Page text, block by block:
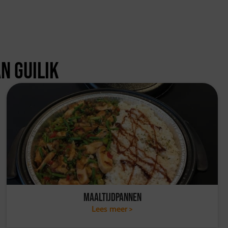
Guilik
Maaltijdpannen
Lees meer >